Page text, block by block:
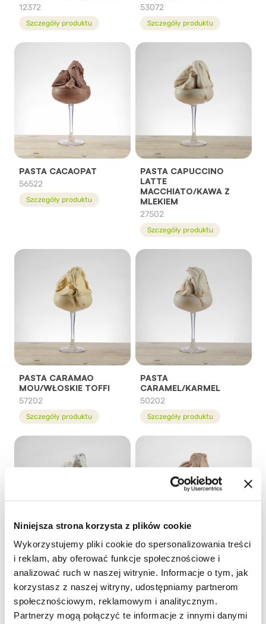
Niniejsza strona korzysta z plików cookie
Wykorzystujemy pliki cookie do spersonalizowania treści
i reklam, aby oferować funkcje społecznościowe i
analizować ruch w naszej witrynie. Informacje o tym, jak
korzystasz z naszej witryny, udostępniamy partnerom
społecznościowym, reklamowym i analitycznym.
Partnerzy mogą połączyć te informacje z innymi danymi
12372
Szczegóły produktu
53072
Szczegóły produktu
PASTA CACAOPAT
56522
Szczegóły produktu
PASTA CAPUCCINO
LATTE
MACCHIATO/KAWA Z
MLEKIEM
27502
Szczegóły produktu
PASTA CARAMAO
MOU/WŁOSKIE TOFFI
57202
Szczegóły produktu
PASTA
CARAMEL/KARMEL
50202
Szczegóły produktu
PASTA CASSATA
SICILIANA N
89702
Szczegóły produktu
PASTA CHOCOLATE &
HAZELNUT/ KREM CZEK.-
ORZECHOWY
54802
Szczegóły produktu